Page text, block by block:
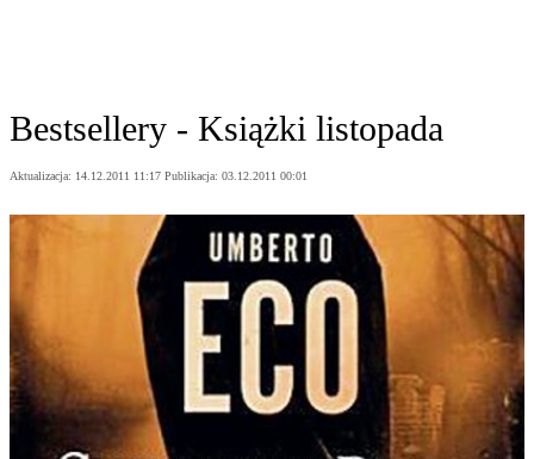
Bestsellery - Książki listopada
Aktualizacja: 14.12.2011 11:17 Publikacja: 03.12.2011 00:01